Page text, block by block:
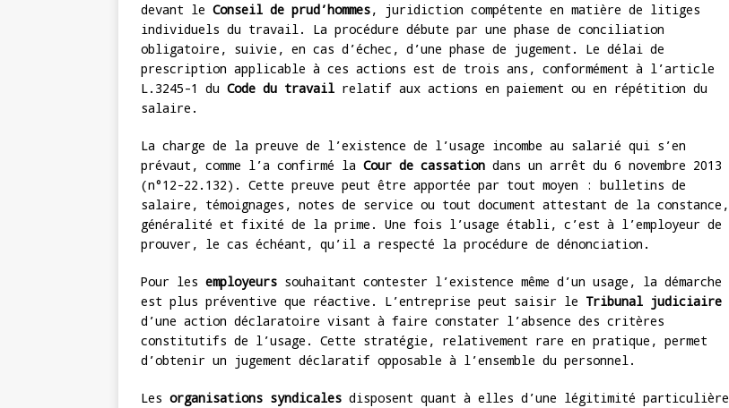
devant le Conseil de prud’hommes, juridiction compétente en matière de litiges
individuels du travail. La procédure débute par une phase de conciliation
obligatoire, suivie, en cas d’échec, d’une phase de jugement. Le délai de
prescription applicable à ces actions est de trois ans, conformément à l’article
L.3245-1 du Code du travail relatif aux actions en paiement ou en répétition du
salaire.
La charge de la preuve de l’existence de l’usage incombe au salarié qui s’en
prévaut, comme l’a confirmé la Cour de cassation dans un arrêt du 6 novembre 2013
(n°12-22.132). Cette preuve peut être apportée par tout moyen : bulletins de
salaire, témoignages, notes de service ou tout document attestant de la constance,
généralité et fixité de la prime. Une fois l’usage établi, c’est à l’employeur de
prouver, le cas échéant, qu’il a respecté la procédure de dénonciation.
Pour les employeurs souhaitant contester l’existence même d’un usage, la démarche
est plus préventive que réactive. L’entreprise peut saisir le Tribunal judiciaire
d’une action déclaratoire visant à faire constater l’absence des critères
constitutifs de l’usage. Cette stratégie, relativement rare en pratique, permet
d’obtenir un jugement déclaratif opposable à l’ensemble du personnel.
Les organisations syndicales disposent quant à elles d’une légitimité particulière